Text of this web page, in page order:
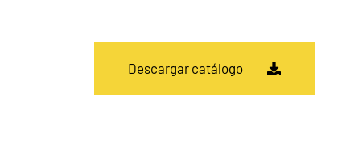
Descargar catálogo